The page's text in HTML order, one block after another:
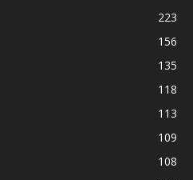
223
156
135
118
113
109
108